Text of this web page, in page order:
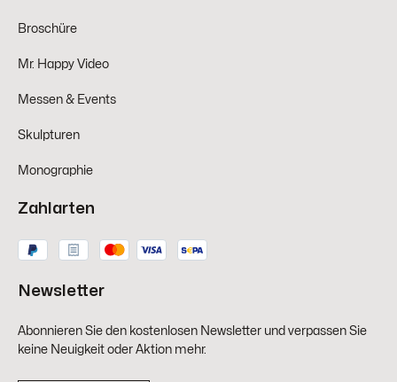
Broschüre
Mr. Happy Video
Messen & Events
Skulpturen
Monographie
Zahlarten
Newsletter
Abonnieren Sie den kostenlosen Newsletter und verpassen Sie
keine Neuigkeit oder Aktion mehr.